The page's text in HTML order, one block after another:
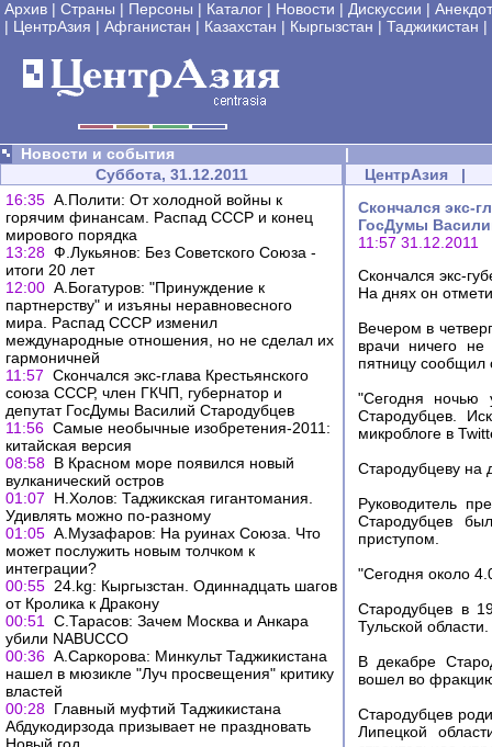
Архив | Страны | Персоны | Каталог | Новости | Дискуссии |
| ЦентрАзия | Афганистан | Казахстан | Кыргызстан | Таджикистан |
Новости и события
|
Суббота, 31.12.2011
16:35 А.Полити: От холодной войны к
горячим финансам. Распад СССР и конец
мирового порядка
13:28 Ф.Лукьянов: Без Советского Союза -
итоги 20 лет
12:00 А.Богатуров: "Принуждение к
партнерству" и изъяны неравновесного
мира. Распад СССР изменил
международные отношения, но не сделал их
гармоничней
11:57 Скончался экс-глава Крестьянского
союза СССР, член ГКЧП, губернатор и
депутат ГосДумы Василий Стародубцев
11:56 Самые необычные изобретения-2011:
китайская версия
08:58 В Красном море появился новый
вулканический остров
01:07
Н.Холов: Таджикская гигантомания.
Удивлять можно по-разному
01:05 А.Музафаров: На руинах Союза. Что
может послужить новым толчком к
интеграции?
00:55 24.kg: Кыргызстан. Одиннадцать шагов
от Кролика к Дракону
00:51
С.Тарасов: Зачем Москва и Анкара
убили NABUCCO
00:36 А.Саркорова: Минкульт Таджикистана
нашел в мюзикле "Луч просвещения" критику
властей
00:28 Главный муфтий Таджикистана
Абдукодирзода призывает не праздновать
ЦентрАзия |
Скончался экс-
ГосДумы
11:57 31.12.2011
Скончался экс-
На днях он
Вечером в
врачи ничего не
пятницу сообщил
"Сегодня ночью
Стародубцев.
микроблоге в
Стародубцеву на
Руководитель
Стародубцев
приступом.
"Сегодня около
Стародубцев в
Тульской области.
В декабре
вошел во
Стародубцев
Липецкой